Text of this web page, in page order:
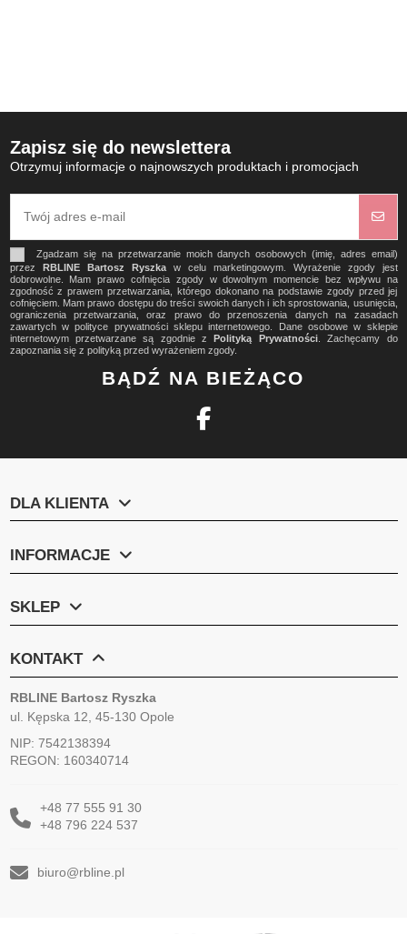
Zapisz się do newslettera
Otrzymuj informacje o najnowszych produktach i promocjach
Zgadzam się na przetwarzanie moich danych osobowych (imię, adres email)
przez RBLINE Bartosz Ryszkaw celu marketingowym. Wyrażenie zgody jest
dobrowolne. Mam prawo cofnięcia zgody w dowolnym momencie bez wpływu na
zgodność z prawem przetwarzania, którego dokonano na podstawie zgody przed jej
cofnięciem. Mam prawo dostępu do treści swoich danych i ich sprostowania, usunięcia,
ograniczenia przetwarzania, oraz prawo do przenoszenia danych na zasadach
zawartych w polityce prywatności sklepu internetowego. Dane osobowe w sklepie
internetowym przetwarzane są zgodnie zPolityką Prywatności. Zachęcamy do
zapoznania się z polityką przed wyrażeniem zgody.
BĄDŹ NA BIEŻĄCO
DLA KLIENTA
INFORMACJE
SKLEP
KONTAKT
RBLINE Bartosz Ryszka
ul. Kępska 12, 45-130 Opole
NIP: 7542138394
REGON: 160340714
+48 77 555 91 30
+48 796 224 537
biuro@rbline.pl